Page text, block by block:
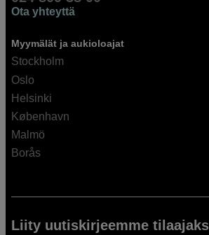
Ota yhteyttä
Myymälät ja aukioloajat
Stockholm
Oslo
Helsinki
København
Malmö
Borås
Liity uutiskirjeemme